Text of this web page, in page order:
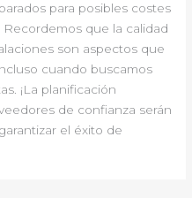
para posibles costes
que la calidad
son aspectos que
cuando buscamos
¡La planificación
de confianza serán
el éxito de